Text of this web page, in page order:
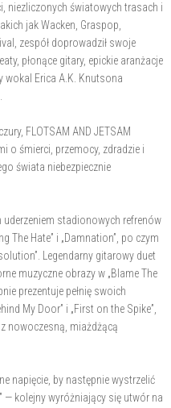
niezliczonych światowych trasach i
jak Wacken, Graspop,
zespół doprowadził swoje
płonące gitary, epickie aranżacje
wokal Erica A.K. Knutsona
FLOTSAM AND JETSAM
o śmierci, przemocy, zdradzie i
świata niebezpiecznie
uderzeniem stadionowych refrenów
The Hate” i „Damnation”, po czym
Legendarny gitarowy duet
muzyczne obrazy w „Blame The
prezentuje pełnię swoich
My Door” i „First on the Spike”,
nowoczesną, miażdżącą
napięcie, by następnie wystrzelić
— kolejny wyróżniający się utwór na